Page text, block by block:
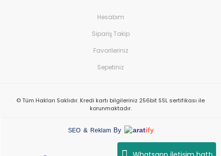
Hesabım
Sipariş Takip
Favorileriniz
Sepetiniz
© Tüm Hakları Saklıdır. Kredi kartı bilgileriniz 256bit SSL sertifikası ile
korunmaktadır.
SEO & Reklam By aratify